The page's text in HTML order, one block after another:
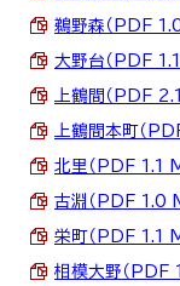
鵜野森（PDF
大野台（PDF
上鶴間（PDF
上鶴間本町（
北里（PDF 1.1
古淵（PDF 1.0
栄町（PDF 1.1
相模大野（PDF